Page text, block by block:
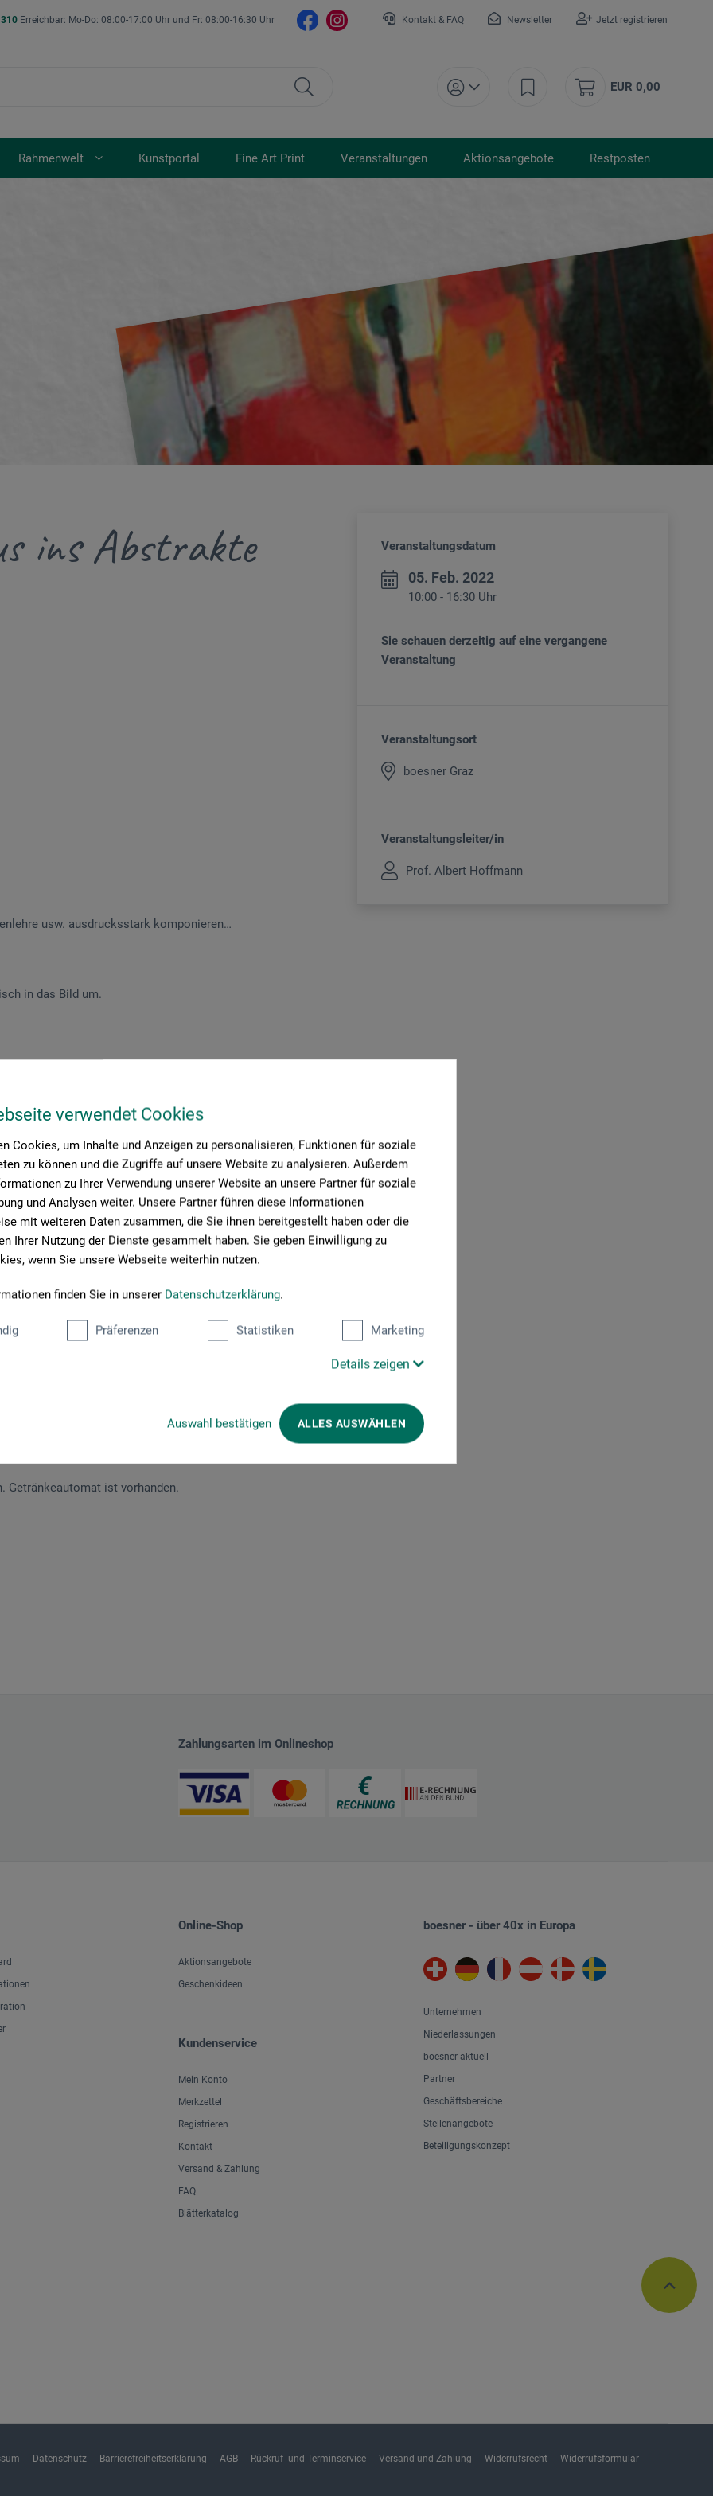
verwendet Cookies
Cookies, um Inhalte und Anzeigen zu personalisieren, Funktionen für soziale
zu können und die Zugriffe auf unsere Website zu analysieren. Außerdem
zu Ihrer Verwendung unserer Website an unsere Partner für soziale
und Analysen weiter. Unsere Partner führen diese Informationen
mit weiteren Daten zusammen, die Sie ihnen bereitgestellt haben oder die
Ihrer Nutzung der Dienste gesammelt haben. Sie geben Einwilligung zu
wenn Sie unsere Webseite weiterhin nutzen.
finden Sie in unserer Datenschutzerklärung.
Präferenzen Statistiken Marketing
Details zeigen
Auswahl bestätigen ALLES AUSWÄHLEN
Erreichbar: Mo-Do: 08:00-17:00 Uhr und Fr: 08:00-16:30 Uhr Kontakt & FAQ Newsletter Jetzt registrieren
EUR 0,00
Rahmenwelt Kunstportal Fine Art Print Veranstaltungen Aktionsangebote Restposten
ins Abstrakte
usw. ausdrucksstark komponieren…
in das Bild um.
er als Lehrer die Inhalte, Strukturen, Umsetzungen… der
unterstützt er jede/n Einzelne/n bei der eigenen
zu bringen.
mitgebracht werden)
Getränkeautomat ist vorhanden.
Veranstaltungsdatum
05. Feb. 2022
10:00 - 16:30 Uhr
Sie schauen derzeitig auf eine vergangene
Veranstaltung
Veranstaltungsort
boesner Graz
Veranstaltungsleiter/in
Prof. Albert Hoffmann
Zahlungsarten im Onlineshop
Online-Shop
Aktionsangebote
Geschenkideen
Kundenservice
Mein Konto
Merkzettel
Registrieren
Kontakt
Versand & Zahlung
FAQ
Blätterkatalog
boesner - über 40x in Europa
Unternehmen
Niederlassungen
boesner aktuell
Partner
Geschäftsbereiche
Stellenangebote
Beteiligungskonzept
Datenschutz Barrierefreiheitserklärung AGB Rückruf- und Terminservice Versand und Zahlung Widerrufsrecht Widerrufsformular